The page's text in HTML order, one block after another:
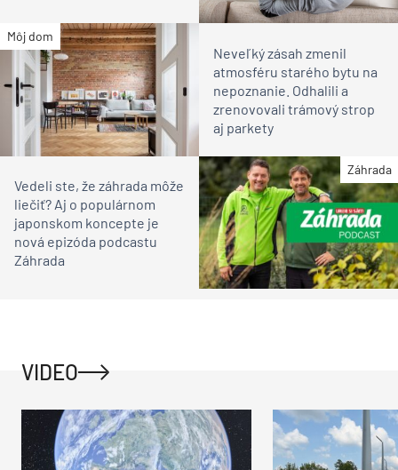
Môj dom
Neveľký zásah zmenil
atmosféru starého bytu na
nepoznanie. Odhalili a
zrenovovali trámový strop
aj parkety
Záhrada
Vedeli ste, že záhrada môže
liečiť? Aj o populárnom
japonskom koncepte je
nová epizóda podcastu
Záhrada
VIDEO